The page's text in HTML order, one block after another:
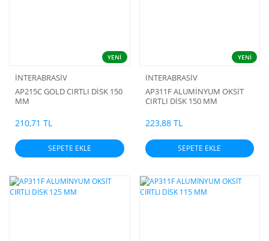
YENİ
İNTERABRASİV
AP215C GOLD CIRTLI DİSK 150
MM
210,71 TL
SEPETE EKLE
YENİ
İNTERABRASİV
AP311F ALUMİNYUM OKSİT
CIRTLI DİSK 150 MM
223,88 TL
SEPETE EKLE